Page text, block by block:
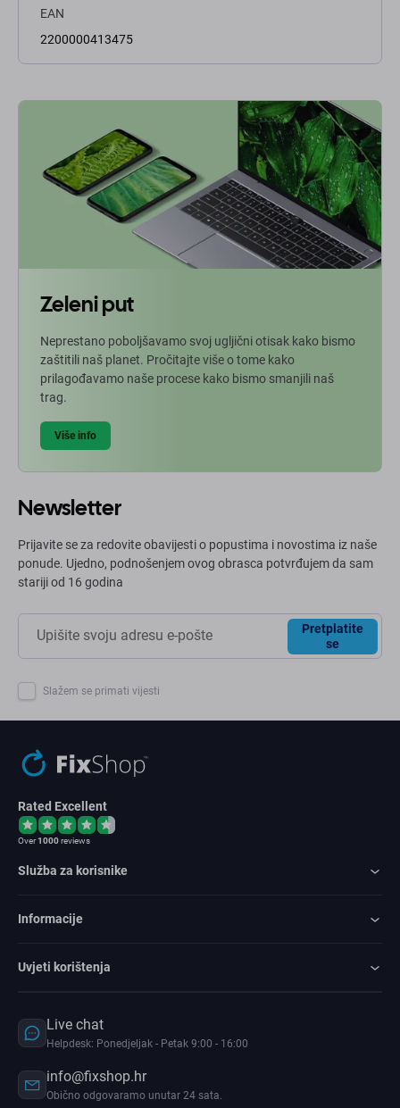
EAN
2200000413475
Zeleni put
Neprestano poboljšavamo svoj ugljični otisak kako bismo
zaštitili naš planet. Pročitajte više o tome kako
prilagođavamo naše procese kako bismo smanjili naš
trag.
Više info
Newsletter
Prijavite se za redovite obavijesti o popustima i novostima iz naše
ponude. Ujedno, podnošenjem ovog obrasca potvrđujem da sam
stariji od 16 godina
Pretplatite
se
Slažem se primati vijesti
Rated Excellent
Over1000reviews
Služba za korisnike
Informacije
Uvjeti korištenja
Live chat
Helpdesk: Ponedjeljak - Petak 9:00 - 16:00
info@fixshop.hr
Obično odgovaramo unutar 24 sata.